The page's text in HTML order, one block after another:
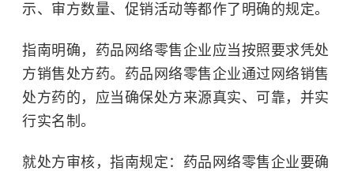
示、审方数量、促销活动等都作了明确的规定。
指南明确，药品网络零售企业应当按照要求凭处
方销售处方药。药品网络零售企业通过网络销售
处方药的，应当确保处方来源真实、可靠，并实
行实名制。
就处方审核，指南规定：药品网络零售企业要确